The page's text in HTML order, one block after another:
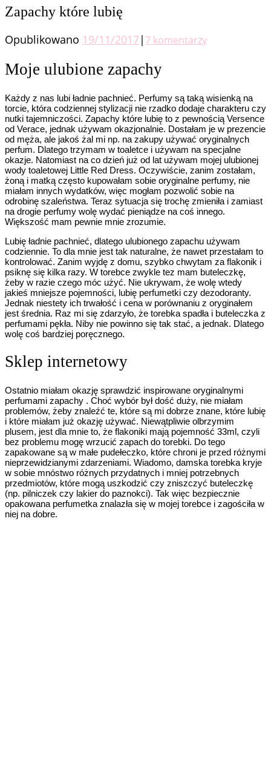
Zapachy które lubię
Opublikowano 19/11/2017 | 7 komentarzy
Moje ulubione zapachy
Każdy z nas lubi ładnie pachnieć. Perfumy są taką wisienką na
torcie, która codziennej stylizacji nie rzadko dodaje charakteru czy
nutki tajemniczości. Zapachy które lubię to z pewnością Versence
od Verace, jednak używam okazjonalnie. Dostałam je w prezencie
od męża, ale jakoś żal mi np. na zakupy używać oryginalnych
perfum. Dlatego trzymam w toaletce i używam na specjalne
okazje. Natomiast na co dzień już od lat używam mojej ulubionej
wody toaletowej Little Red Dress. Oczywiście, zanim zostałam,
żoną i matką często kupowałam sobie oryginalne perfumy, nie
miałam innych wydatków, więc mogłam pozwolić sobie na
odrobinę szaleństwa. Teraz sytuacja się trochę zmieniła i zamiast
na drogie perfumy wolę wydać pieniądze na coś innego.
Większość mam pewnie mnie zrozumie.
Lubię ładnie pachnieć, dlatego ulubionego zapachu używam
codziennie. To dla mnie jest tak naturalne, że nawet przestałam to
kontrolować. Zanim wyjdę z domu, szybko chwytam za flakonik i
psiknę się kilka razy. W torebce zwykle tez mam buteleczkę,
żeby w razie czego móc użyć. Nie ukrywam, że wolę wtedy
jakieś mniejsze pojemności, lubię perfumetki czy dezodoranty.
Jednak niestety ich trwałość i cena w porównaniu z oryginałem
jest średnia. Raz mi się zdarzyło, że torebka spadła i buteleczka z
perfumami pękła. Niby nie powinno się tak stać, a jednak. Dlatego
wolę coś bardziej poręcznego.
Sklep internetowy
Ostatnio miałam okazję sprawdzić inspirowane oryginalnymi
perfumami zapachy . Choć wybór był dość duży, nie miałam
problemów, żeby znaleźć te, które są mi dobrze znane, które lubię
i które miałam już okazję używać. Niewątpliwie olbrzymim
plusem, jest dla mnie to, że flakoniki mają pojemność 33ml, czyli
bez problemu mogę wrzucić zapach do torebki. Do tego
zapakowane są w małe pudełeczko, które chroni je przed różnymi
nieprzewidzianymi zdarzeniami. Wiadomo, damska torebka kryje
w sobie mnóstwo różnych przydatnych i mniej potrzebnych
przedmiotów, które mogą uszkodzić czy zniszczyć buteleczkę
(np. pilniczek czy lakier do paznokci). Tak więc bezpiecznie
opakowana perfumetka znalazła się w mojej torebce i zagościła w
niej na dobre.